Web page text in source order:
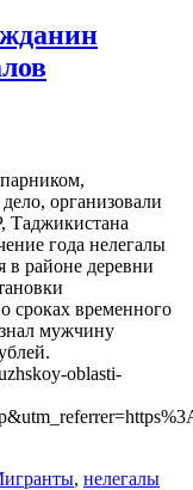
организовали
Таджикистана
года нелегалы
в районе деревни
сроках временного
мужчину
oblasti-
, нелегалы